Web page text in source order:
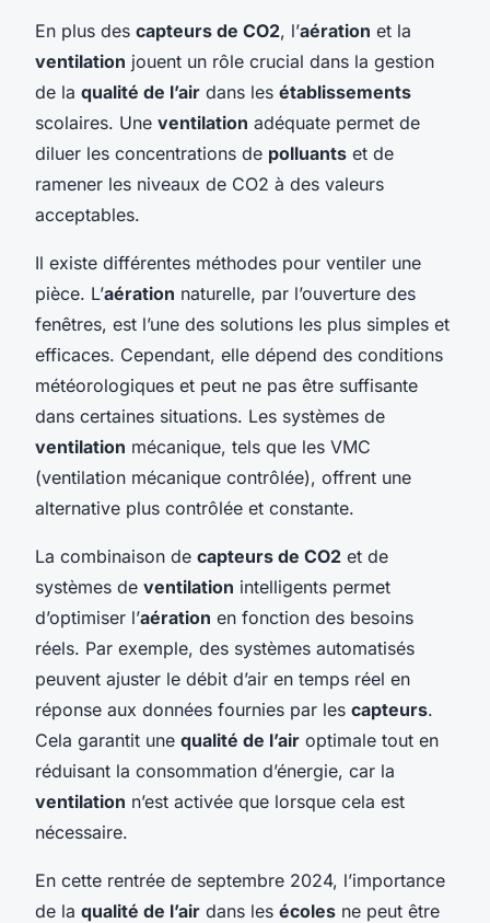
En plus des capteurs de CO2, l’aération et la
ventilation jouent un rôle crucial dans la gestion
de la qualité de l’air dans les établissements
scolaires. Une ventilation adéquate permet de
diluer les concentrations de polluants et de
ramener les niveaux de CO2 à des valeurs
acceptables.
Il existe différentes méthodes pour ventiler une
pièce. L’aération naturelle, par l’ouverture des
fenêtres, est l’une des solutions les plus simples et
efficaces. Cependant, elle dépend des conditions
météorologiques et peut ne pas être suffisante
dans certaines situations. Les systèmes de
ventilation mécanique, tels que les VMC
(ventilation mécanique contrôlée), offrent une
alternative plus contrôlée et constante.
La combinaison de capteurs de CO2 et de
systèmes de ventilation intelligents permet
d’optimiser l’aération en fonction des besoins
réels. Par exemple, des systèmes automatisés
peuvent ajuster le débit d’air en temps réel en
réponse aux données fournies par les capteurs.
Cela garantit une qualité de l’air optimale tout en
réduisant la consommation d’énergie, car la
ventilation n’est activée que lorsque cela est
nécessaire.
En cette rentrée de septembre 2024, l’importance
de la qualité de l’air dans les écoles ne peut être